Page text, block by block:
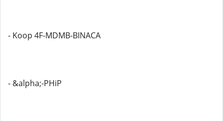
- Koop 4F-MDMB-BINACA
- &alpha;-PHiP